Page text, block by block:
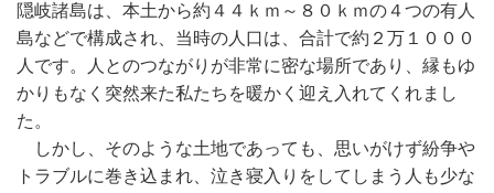
隠岐諸島は、本土から約４４ｋｍ～８０ｋｍの４つの有人
島などで構成され、当時の人口は、合計で約２万１０００
人です。人とのつながりが非常に密な場所であり、縁もゆ
かりもなく突然来た私たちを暖かく迎え入れてくれまし
た。
しかし、そのような土地であっても、思いがけず紛争や
トラブルに巻き込まれ、泣き寝入りをしてしまう人も少な